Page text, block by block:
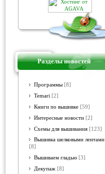
Разделы новостей
Программы [8]
Temari [2]
Книги по вышивке [59]
Интересные новости [2]
Схемы для вышивания [123]
Вышивка шелковыми лентами
[8]
Вышиваем гладью [3]
Декупаж [8]